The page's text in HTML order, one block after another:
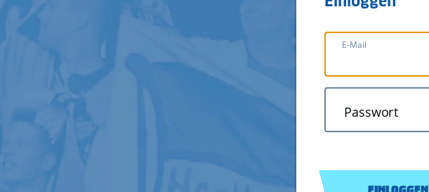
E-Mail
Passwort